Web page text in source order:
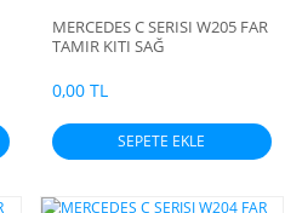
MERCEDES C SERISI W205 FAR
TAMIR KITI SAĞ
0,00 TL
SEPETE EKLE